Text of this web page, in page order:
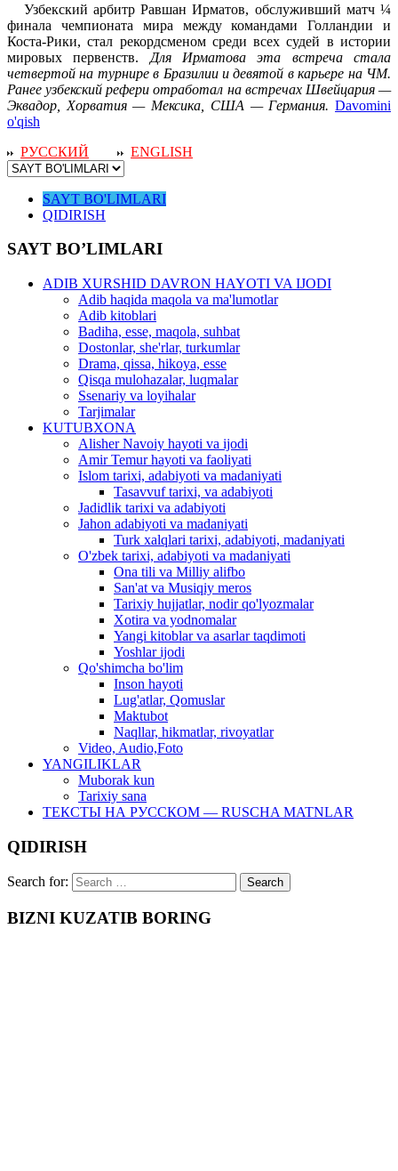
Узбекский арбитр Равшан Ирматов, обслуживший матч ¼
финала чемпионата мира между командами Голландии и
Коста-Рики, стал рекордсменом среди всех судей в истории
мировых первенств. Для Ирматова эта встреча стала
четвертой на турнире в Бразилии и девятой в карьере на ЧМ.
Ранее узбекский рефери отработал на встречах Швейцария —
Эквадор, Хорватия — Мексика, США — Германия. Davomini
o'qish
РУССКИЙ
ENGLISH
SAYT BO'LIMLARI
QIDIRISH
SAYT BO’LIMLARI
ADIB XURSHID DAVRON HAYOTI VA IJODI
Adib haqida maqola va ma'lumotlar
Adib kitoblari
Badiha, esse, maqola, suhbat
Dostonlar, she'rlar, turkumlar
Drama, qissa, hikoya, esse
Qisqa mulohazalar, luqmalar
Ssenariy va loyihalar
Tarjimalar
KUTUBXONA
Alisher Navoiy hayoti va ijodi
Amir Temur hayoti va faoliyati
Islom tarixi, adabiyoti va madaniyati
Tasavvuf tarixi, va adabiyoti
Jadidlik tarixi va adabiyoti
Jahon adabiyoti va madaniyati
Turk xalqlari tarixi, adabiyoti, madaniyati
O'zbek tarixi, adabiyoti va madaniyati
Ona tili va Milliy alifbo
San'at va Musiqiy meros
Tarixiy hujjatlar, nodir qo'lyozmalar
Xotira va yodnomalar
Yangi kitoblar va asarlar taqdimoti
Yoshlar ijodi
Qo'shimcha bo'lim
Inson hayoti
Lug'atlar, Qomuslar
Maktubot
Naqllar, hikmatlar, rivoyatlar
Video, Audio,Foto
YANGILIKLAR
Muborak kun
Tarixiy sana
ТЕКСТЫ НА РУССКОМ — RUSCHA MATNLAR
QIDIRISH
Search for:
BIZNI KUZATIB BORING